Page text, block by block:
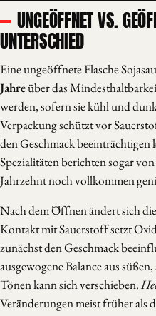
UNGEÖFFNET VS.
UNTERSCHIED
Eine ungeöffnete Flasche
Jahreüber das
werden, sofern sie kühl und
Verpackung schützt vor
den Geschmack beeinträchtigen
Spezialitäten berichten sogar
Jahrzehnt noch vollkommen
Nach dem Öffnen ändert sich
Kontakt mit Sauerstoff setzt
zunächst den Geschmack
ausgewogene Balance aus
Tönen kann sich verschieben.
Veränderungen meist früher als